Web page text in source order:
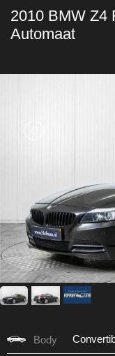
2010 BMW Z4
Automaat
Body